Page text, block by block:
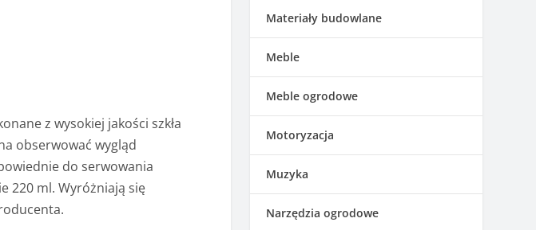
z wysokiej jakości szkła
obserwować wygląd
do serwowania
220 ml. Wyróżniają się
Materiały budowlane
Meble
Meble ogrodowe
Motoryzacja
Muzyka
Narzędzia ogrodowe